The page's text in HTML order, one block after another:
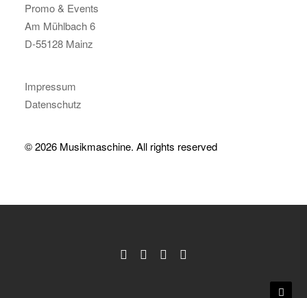
Promo & Events
Am Mühlbach 6
D-55128 Mainz
Impressum
Datenschutz
© 2026 Musikmaschine. All rights reserved